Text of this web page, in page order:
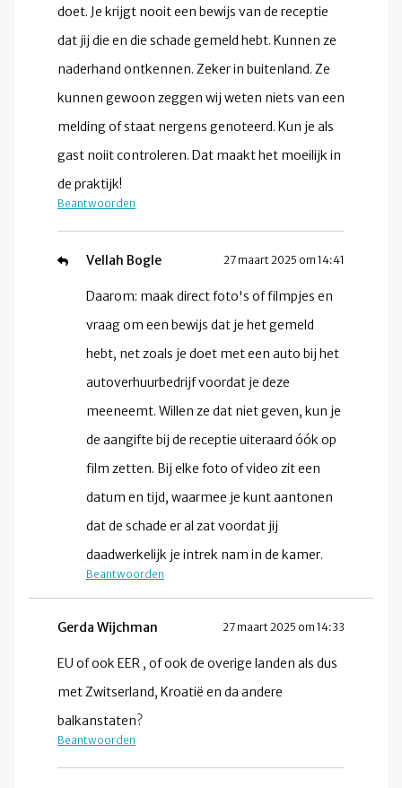
doet. Je krijgt nooit een bewijs van de receptie
dat jij die en die schade gemeld hebt. Kunnen ze
naderhand ontkennen. Zeker in buitenland. Ze
kunnen gewoon zeggen wij weten niets van een
melding of staat nergens genoteerd. Kun je als
gast noiit controleren. Dat maakt het moeilijk in
de praktijk!
Beantwoorden
Vellah Bogle 27 maart 2025 om 14:41
Daarom: maak direct foto's of filmpjes en
vraag om een bewijs dat je het gemeld
hebt, net zoals je doet met een auto bij het
autoverhuurbedrijf voordat je deze
meeneemt. Willen ze dat niet geven, kun je
de aangifte bij de receptie uiteraard óók op
film zetten. Bij elke foto of video zit een
datum en tijd, waarmee je kunt aantonen
dat de schade er al zat voordat jij
daadwerkelijk je intrek nam in de kamer.
Beantwoorden
Gerda Wijchman 27 maart 2025 om 14:33
EU of ook EER , of ook de overige landen als dus
met Zwitserland, Kroatië en da andere
balkanstaten?
Beantwoorden